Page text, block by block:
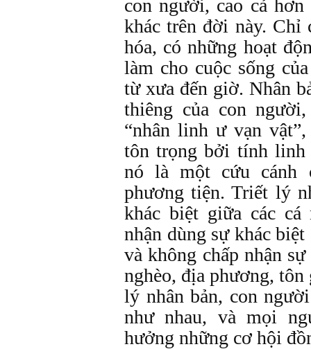
con người, cao cả
khác trên đời này.
hóa, có những hoạt
làm cho cuộc sống
từ xưa đến giờ. Nhân
thiêng của con
“nhân linh ư vạn
tôn trọng bởi tính
nó là một cứu cánh
phương tiện. Triết lý
khác biệt giữa các cá
nhận dùng sự khác
và không chấp nhận
nghèo, địa phương,
lý nhân bản, con
như nhau, và mọi
hưởng những cơ hội